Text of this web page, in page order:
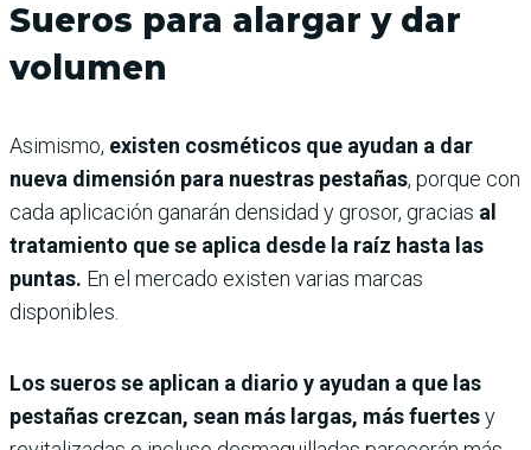
Sueros para alargar y dar
volumen
Asimismo, existen cosméticos que ayudan a dar
nueva dimensión para nuestras pestañas, porque con
cada aplicación ganarán densidad y grosor, gracias al
tratamiento que se aplica desde la raíz hasta las
puntas. En el mercado existen varias marcas
disponibles.
Los sueros se aplican a diario y ayudan a que las
pestañas crezcan, sean más largas, más fuertesy